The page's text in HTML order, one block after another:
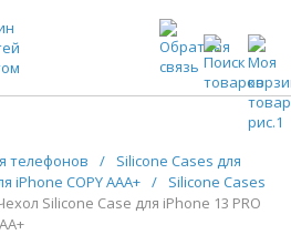
ТЕЛЕФОНОВ ОПТОМ
телефонов /
Silicone Cases для
iPhone COPY AAA+ /
Silicone Cases
Silicone Case для iPhone 13 PRO